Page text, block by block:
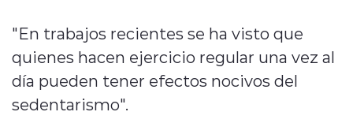
Deportes
Entrevistas
"En trabajos recientes se ha visto que
quienes hacen ejercicio regular una vez al
día pueden tener efectos nocivos del
sedentarismo".